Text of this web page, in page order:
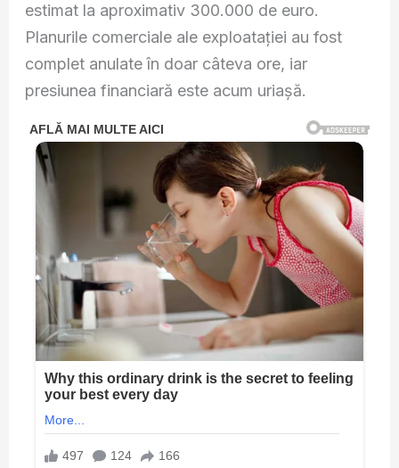
estimat la aproximativ 300.000 de euro.
Planurile comerciale ale exploatației au fost
complet anulate în doar câteva ore, iar
presiunea financiară este acum uriașă.